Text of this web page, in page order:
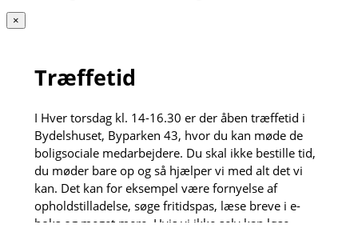
×
Træffetid
I Hver torsdag kl. 14-16.30 er der åben træffetid i
Bydelshuset, Byparken 43, hvor du kan møde de
boligsociale medarbejdere. Du skal ikke bestille tid,
du møder bare op og så hjælper vi med alt det vi
kan. Det kan for eksempel være fornyelse af
opholdstilladelse, søge fritidspas, læse breve i e-
boks og meget mere. Hvis vi ikke selv kan løse